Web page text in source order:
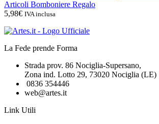
Articoli Bomboniere Regalo
5,98€ IVA inclusa
La Fede prende Forma
Strada prov. 86 Nociglia-Supersano,
Zona ind. Lotto 29, 73020 Nociglia (LE)
0836 354446
web@artes.it
Link Utili